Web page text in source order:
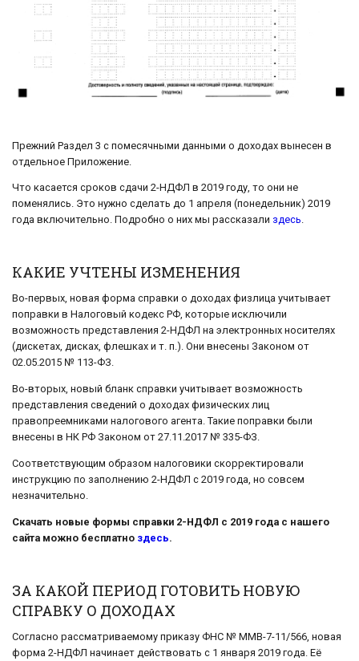
Прежний Раздел 3 с помесячными данными о доходах вынесен в
отдельное Приложение.
Что касается сроков сдачи 2-НДФЛ в 2019 году, то они не
поменялись. Это нужно сделать до 1 апреля (понедельник) 2019
года включительно. Подробно о них мы рассказали здесь.
КАКИЕ УЧТЕНЫ ИЗМЕНЕНИЯ
Во-первых, новая форма справки о доходах физлица учитывает
поправки в Налоговый кодекс РФ, которые исключили
возможность представления 2-НДФЛ на электронных носителях
(дискетах, дисках, флешках и т. п.). Они внесены Законом от
02.05.2015 № 113-ФЗ.
Во-вторых, новый бланк справки учитывает возможность
представления сведений о доходах физических лиц
правопреемниками налогового агента. Такие поправки были
внесены в НК РФ Законом от 27.11.2017 № 335-ФЗ.
Соответствующим образом налоговики скорректировали
инструкцию по заполнению 2-НДФЛ с 2019 года, но совсем
незначительно.
Скачать новые формы справки 2-НДФЛ с 2019 года с нашего
сайта можно бесплатно здесь.
ЗА КАКОЙ ПЕРИОД ГОТОВИТЬ НОВУЮ
СПРАВКУ О ДОХОДАХ
Согласно рассматриваемому приказу ФНС № ММВ-7-11/566, новая
форма 2-НДФЛ начинает действовать с 1 января 2019 года. Её